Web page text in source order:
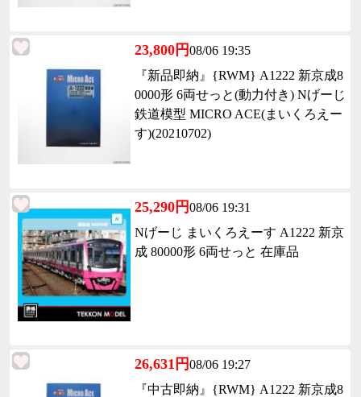
23,800円08/06 19:35
『新品即納』{RWM} A1222 新京成8
0000形 6両せっと(動力付き) Nげーじ
鉄道模型 MICRO ACE(まいくろえー
す)(20210702)
25,290円08/06 19:31
Nげーじ まいくろえーす A1222 新京
成 80000形 6両せっと 在庫品
26,631円08/06 19:27
『中古即納』{RWM} A1222 新京成8